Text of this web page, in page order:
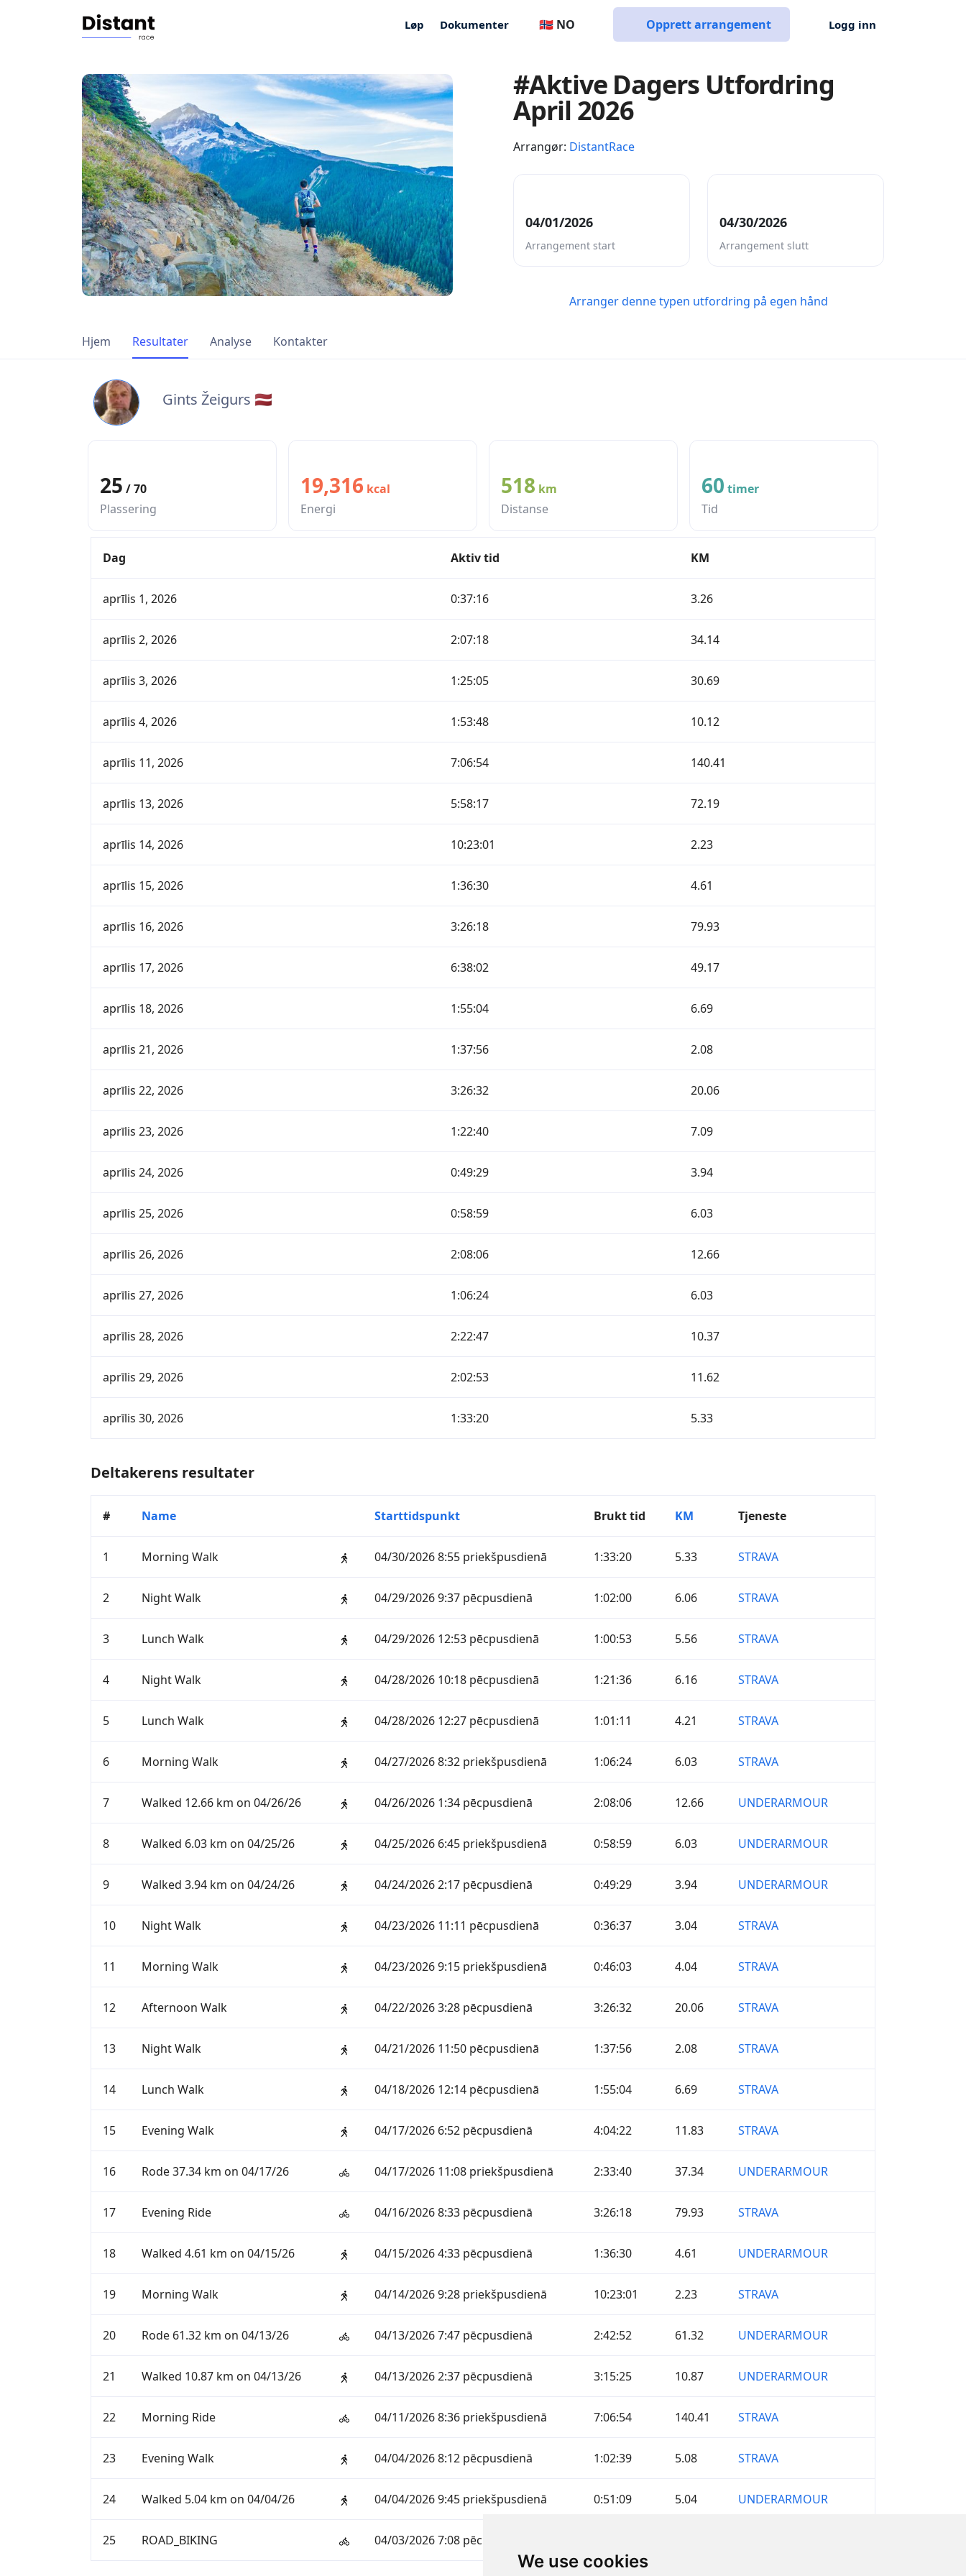
We use cookies
Løp Dokumenter 🇳🇴 NO Opprett arrangement Logg inn
#Aktive Dagers Utfordring
April 2026
Arrangør: DistantRace
04/01/2026
Arrangement start
04/30/2026
Arrangement slutt
Arranger denne typen utfordring på egen hånd
Hjem Resultater Analyse Kontakter
Gints Žeigurs 🇱🇻
25 / 70
Plassering
19,316 kcal
Energi
518 km
Distanse
60 timer
Tid
Dag Aktiv tid KM
aprīlis 1, 2026 0:37:16 3.26
aprīlis 2, 2026 2:07:18 34.14
aprīlis 3, 2026 1:25:05 30.69
aprīlis 4, 2026 1:53:48 10.12
aprīlis 11, 2026 7:06:54 140.41
aprīlis 13, 2026 5:58:17 72.19
aprīlis 14, 2026 10:23:01 2.23
aprīlis 15, 2026 1:36:30 4.61
aprīlis 16, 2026 3:26:18 79.93
aprīlis 17, 2026 6:38:02 49.17
aprīlis 18, 2026 1:55:04 6.69
aprīlis 21, 2026 1:37:56 2.08
aprīlis 22, 2026 3:26:32 20.06
aprīlis 23, 2026 1:22:40 7.09
aprīlis 24, 2026 0:49:29 3.94
aprīlis 25, 2026 0:58:59 6.03
aprīlis 26, 2026 2:08:06 12.66
aprīlis 27, 2026 1:06:24 6.03
aprīlis 28, 2026 2:22:47 10.37
aprīlis 29, 2026 2:02:53 11.62
aprīlis 30, 2026 1:33:20 5.33
Deltakerens resultater
# Name Starttidspunkt Brukt tid KM Tjeneste
1 Morning Walk 04/30/2026 8:55 priekšpusdienā 1:33:20 5.33 STRAVA
2 Night Walk 04/29/2026 9:37 pēcpusdienā 1:02:00 6.06 STRAVA
3 Lunch Walk 04/29/2026 12:53 pēcpusdienā 1:00:53 5.56 STRAVA
4 Night Walk 04/28/2026 10:18 pēcpusdienā 1:21:36 6.16 STRAVA
5 Lunch Walk 04/28/2026 12:27 pēcpusdienā 1:01:11 4.21 STRAVA
6 Morning Walk 04/27/2026 8:32 priekšpusdienā 1:06:24 6.03 STRAVA
7 Walked 12.66 km on 04/26/26 04/26/2026 1:34 pēcpusdienā 2:08:06 12.66 UNDERARMOUR
8 Walked 6.03 km on 04/25/26 04/25/2026 6:45 priekšpusdienā 0:58:59 6.03 UNDERARMOUR
9 Walked 3.94 km on 04/24/26 04/24/2026 2:17 pēcpusdienā 0:49:29 3.94 UNDERARMOUR
10 Night Walk 04/23/2026 11:11 pēcpusdienā 0:36:37 3.04 STRAVA
11 Morning Walk 04/23/2026 9:15 priekšpusdienā 0:46:03 4.04 STRAVA
12 Afternoon Walk 04/22/2026 3:28 pēcpusdienā 3:26:32 20.06 STRAVA
13 Night Walk 04/21/2026 11:50 pēcpusdienā 1:37:56 2.08 STRAVA
14 Lunch Walk 04/18/2026 12:14 pēcpusdienā 1:55:04 6.69 STRAVA
15 Evening Walk 04/17/2026 6:52 pēcpusdienā 4:04:22 11.83 STRAVA
16 Rode 37.34 km on 04/17/26 04/17/2026 11:08 priekšpusdienā 2:33:40 37.34 UNDERARMOUR
17 Evening Ride 04/16/2026 8:33 pēcpusdienā 3:26:18 79.93 STRAVA
18 Walked 4.61 km on 04/15/26 04/15/2026 4:33 pēcpusdienā 1:36:30 4.61 UNDERARMOUR
19 Morning Walk 04/14/2026 9:28 priekšpusdienā 10:23:01 2.23 STRAVA
20 Rode 61.32 km on 04/13/26 04/13/2026 7:47 pēcpusdienā 2:42:52 61.32 UNDERARMOUR
21 Walked 10.87 km on 04/13/26 04/13/2026 2:37 pēcpusdienā 3:15:25 10.87 UNDERARMOUR
22 Morning Ride 04/11/2026 8:36 priekšpusdienā 7:06:54 140.41 STRAVA
23 Evening Walk 04/04/2026 8:12 pēcpusdienā 1:02:39 5.08 STRAVA
24 Walked 5.04 km on 04/04/26 04/04/2026 9:45 priekšpusdienā 0:51:09 5.04 UNDERARMOUR
25 ROAD_BIKING 04/03/2026 7:08 pēcpusdienā